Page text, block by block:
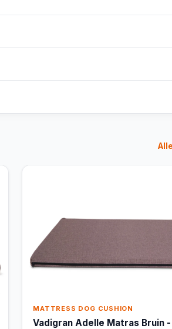
MATTRESS DOG CUSHION
Vadigran Adelle Matras Bruin